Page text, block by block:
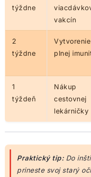
týždne
vakcín
2
týždne
Vytvorenie
plnej
1
týždeň
Nákup
cestovnej
lekárničky
Praktický tip:Do
prineste svoj starý